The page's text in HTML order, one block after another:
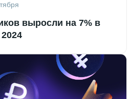
выросли на 7% в